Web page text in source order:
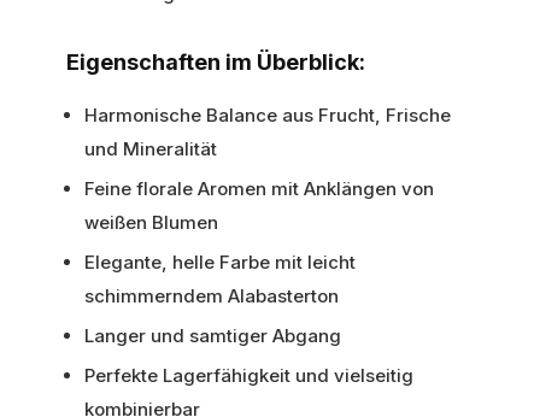
Eigenschaften im Überblick:
Harmonische Balance aus Frucht, Frische
und Mineralität
Feine florale Aromen mit Anklängen von
weißen Blumen
Elegante, helle Farbe mit leicht
schimmerndem Alabasterton
Langer und samtiger Abgang
Perfekte Lagerfähigkeit und vielseitig
kombinierbar